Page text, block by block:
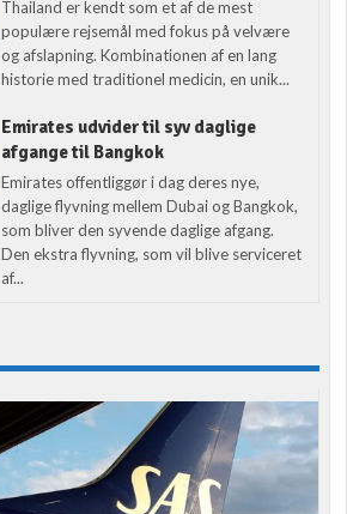
Thailand er kendt som et af de mest
populære rejsemål med fokus på velvære
og afslapning. Kombinationen af en lang
historie med traditionel medicin, en unik...
Emirates udvider til syv daglige
afgange til Bangkok
Emirates offentliggør i dag deres nye,
daglige flyvning mellem Dubai og Bangkok,
som bliver den syvende daglige afgang.
Den ekstra flyvning, som vil blive serviceret
af...